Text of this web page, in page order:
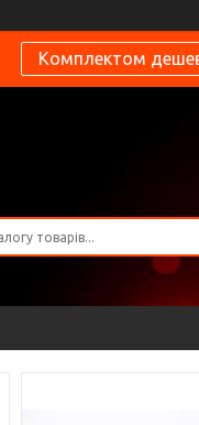
Комплектом